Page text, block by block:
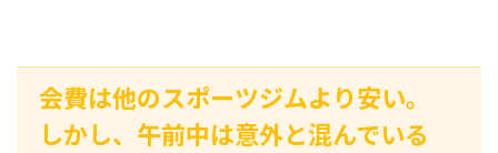
会費は他のスポーツジムより安い。
しかし、午前中は意外と混んでいる